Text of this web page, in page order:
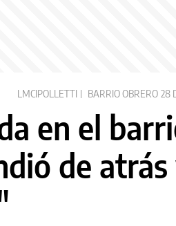
LMCIPOLLETTI BARRIO OBRERO 28
en el
de atrás